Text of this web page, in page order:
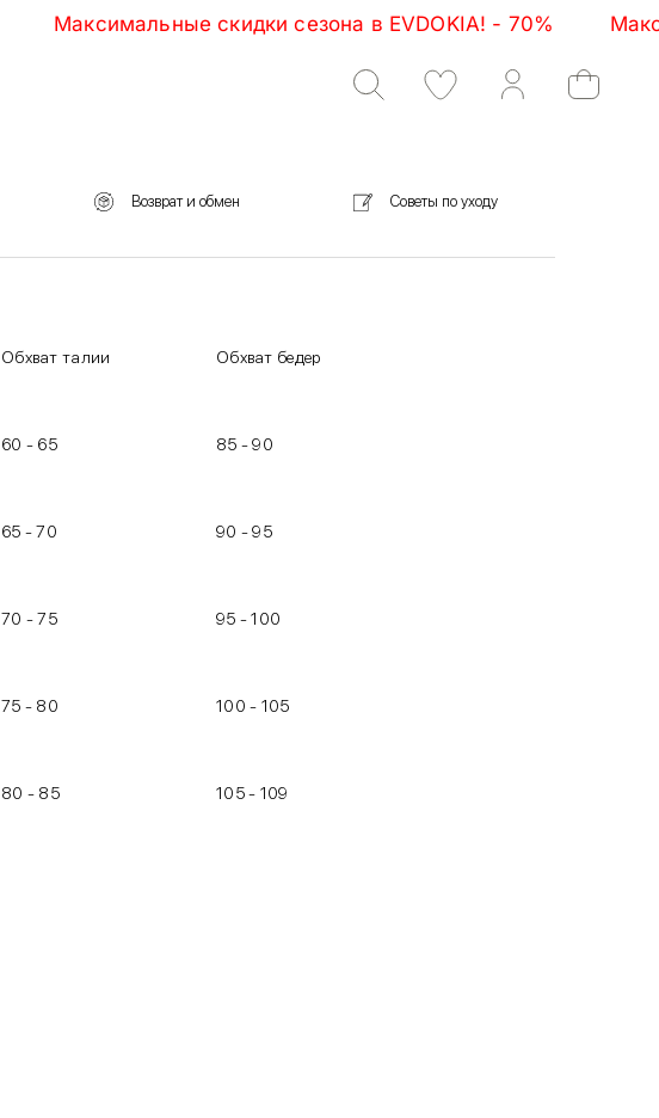
Максимальные скидки сезона в EVDOKIA! - 70%
Возврат и обмен Советы по уходу
Обхват талии Обхват бедер
60 - 65 85 - 90
65 - 70 90 - 95
70 - 75 95 - 100
75 - 80 100 - 105
80 - 85 105 - 109